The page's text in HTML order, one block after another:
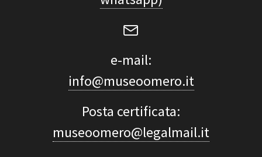
e-mail:
info@museoomero.it
Posta certificata:
museoomero@legalmail.it